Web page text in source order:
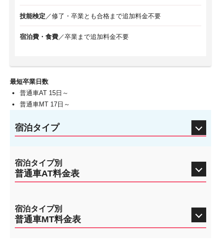
技能検定 ／修了・卒業とも合格まで追加料金不要
宿泊費・食費／卒業まで追加料金不要
最短卒業日数
普通車AT 15日～
普通車MT 17日～
宿泊タイプ
宿泊タイプ別
普通車AT料金表
宿泊タイプ別
普通車MT料金表